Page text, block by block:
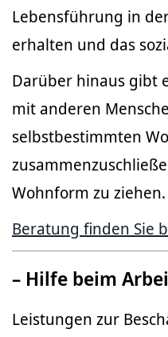
Lebensführung in
erhalten und das
Darüber hinaus gibt
mit anderen
selbstbestimmten
Wohnform zu ziehen.
Beratung finden Sie
– Hilfe beim
Leistungen zur